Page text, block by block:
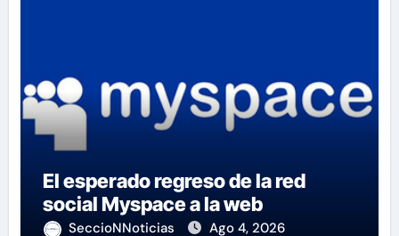
El esperado regreso de la red
social Myspace a la web
SeccioNNoticias Ago 4, 2026